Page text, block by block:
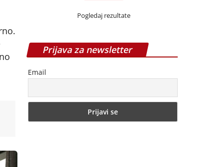
Pogledaj rezultate
Prijava za newsletter
Email